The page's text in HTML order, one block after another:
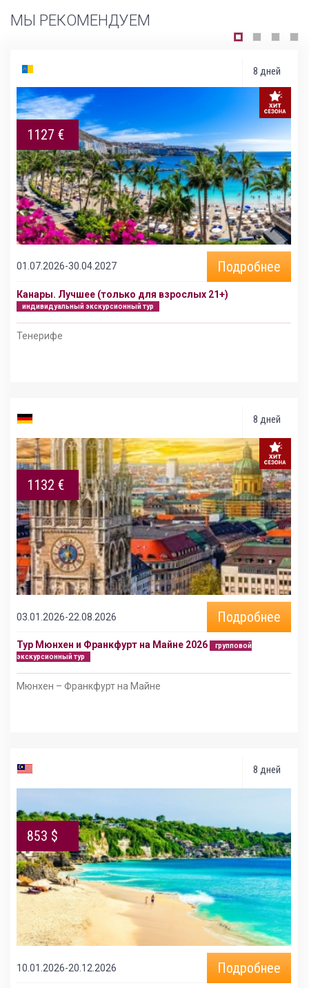
МЫ РЕКОМЕНДУЕМ
8 дней
1127 €
01.07.2026-30.04.2027 Подробнее
Канары. Лучшее (только для взрослых 21+)
индивидуальный экскурсионный тур
Тенерифе
8 дней
1132 €
03.01.2026-22.08.2026 Подробнее
Тур Мюнхен и Франкфурт на Майне 2026
групповой
экскурсионный тур
Мюнхен – Франкфурт на Майне
8 дней
853 $
10.01.2026-20.12.2026 Подробнее